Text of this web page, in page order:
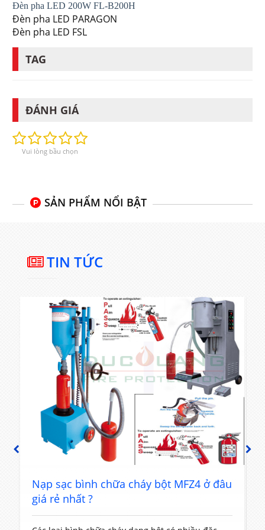
Đèn pha LED 200W FL-B200H
Đèn pha LED PARAGON
Đèn pha LED FSL
TAG
ĐÁNH GIÁ
Vui lòng bầu chọn
SẢN PHẨM NỔI BẬT
TIN TỨC
PREVIOUS
Nạp sạc bình chữa cháy bột MFZ4 ở đâu
giá rẻ nhất ?
NEXT